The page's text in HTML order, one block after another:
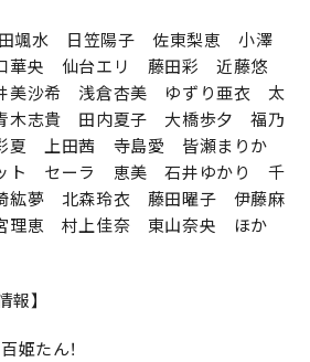
颯水 日笠陽子 佐東梨恵 小澤
華央 仙台エリ 藤田彩 近藤悠
美沙希 浅倉杏美 ゆずり亜衣 太
木志貴 田内夏子 大橋歩夕 福乃
夏 上田茜 寺島愛 皆瀬まりか
ト セーラ 恵美 石井ゆかり 千
紘夢 北森玲衣 藤田曜子 伊藤麻
理恵 村上佳奈 東山奈央 ほか
報】
たん！